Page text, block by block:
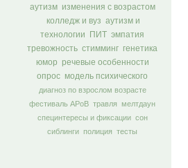
аутизм
изменения с возрастом
колледж и вуз аутизм и
технологии
ПИТ
эмпатия
тревожность стимминг генетика
юмор
речевые особенности
опрос модель психического
диагноз по взрослом возрасте
фестиваль АРоВ травля мелтдаун
специнтересы и фиксации сон
сиблинги полиция тесты